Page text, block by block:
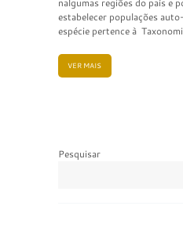
estabelecer populações
espécie pertence à
VER MAIS
Pesquisar